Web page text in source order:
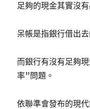
足夠的現金其實沒
呆帳是指銀行借出
而銀行有沒有足夠
率”問題。
依聯準會發布的現